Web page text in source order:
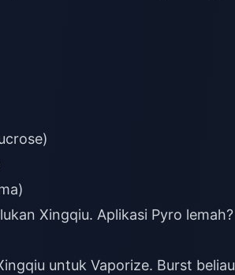
Xingqiu. Aplikasi Pyro
untuk Vaporize. Burst